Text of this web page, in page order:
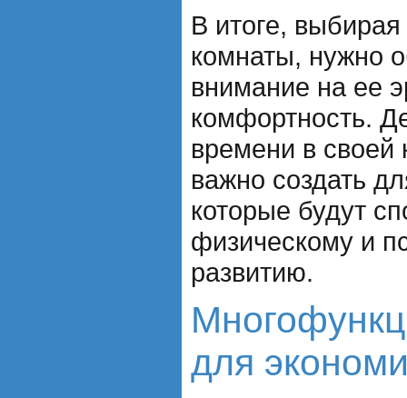
В итоге,
комнаты, нужно
внимание на ее
комфортность.
времени в своей
важно создать
которые будут
физическому и
развитию.
для